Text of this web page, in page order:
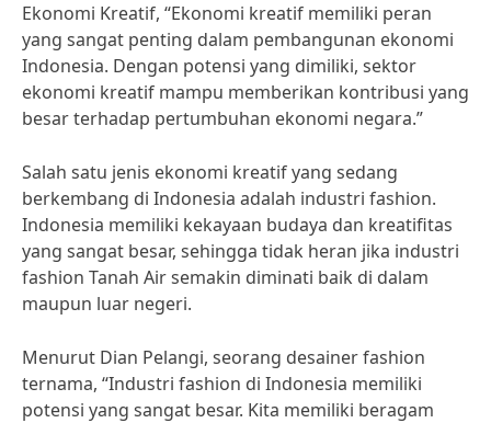
Ekonomi Kreatif, “Ekonomi kreatif memiliki peran
yang sangat penting dalam pembangunan ekonomi
Indonesia. Dengan potensi yang dimiliki, sektor
ekonomi kreatif mampu memberikan kontribusi yang
besar terhadap pertumbuhan ekonomi negara.”
Salah satu jenis ekonomi kreatif yang sedang
berkembang di Indonesia adalah industri fashion.
Indonesia memiliki kekayaan budaya dan kreatifitas
yang sangat besar, sehingga tidak heran jika industri
fashion Tanah Air semakin diminati baik di dalam
maupun luar negeri.
Menurut Dian Pelangi, seorang desainer fashion
ternama, “Industri fashion di Indonesia memiliki
potensi yang sangat besar. Kita memiliki beragam